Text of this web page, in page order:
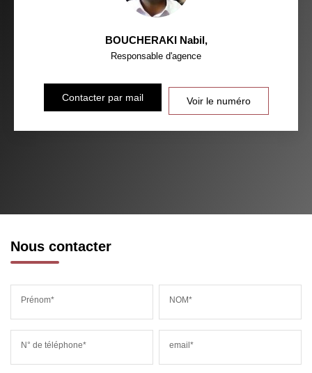
BOUCHERAKI Nabil,
Responsable d'agence
Contacter par mail Voir le numéro
Nous contacter
Prénom* NOM*
N° de téléphone* email*